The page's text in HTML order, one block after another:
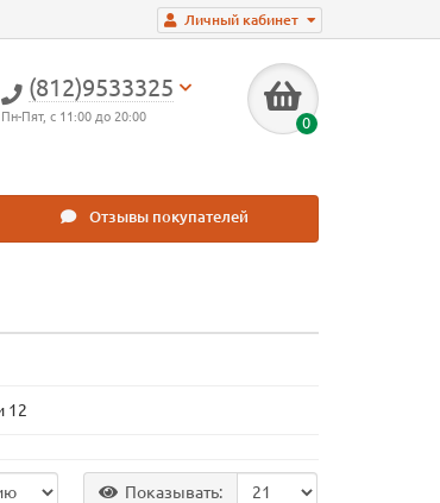
Личный кабинет
(812)9533325
Пн-Пят, с 11:00 до 20:00 0
Отзывы покупателей
12
Показывать: